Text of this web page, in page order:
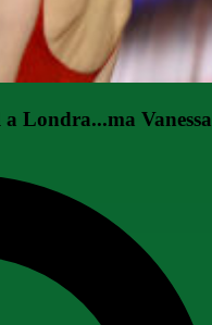
Londra...ma Vanessa